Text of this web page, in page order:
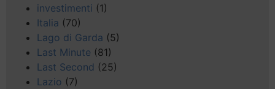
investimenti (1)
Italia (70)
Lago di Garda (5)
Last Minute (81)
Last Second (25)
Lazio (7)